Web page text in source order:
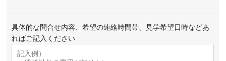
具体的な問合せ内容、希望の連絡時間帯、見学希望日時などあ
ればご記入ください